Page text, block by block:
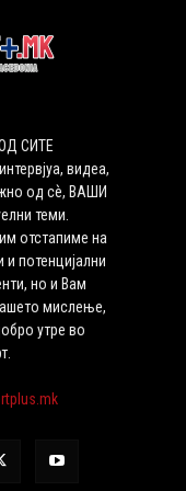
СИТЕ
видеа,
од сѐ, ВАШИ
теми.
отстапиме на
и потенцијални
но и Вам
мислење,
утре во